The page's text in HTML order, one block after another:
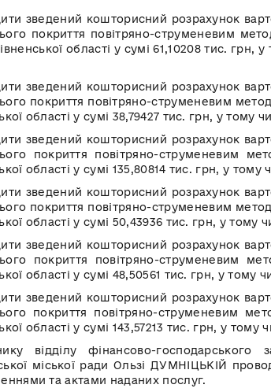
зведений кошторисний розрахунок
покриття повітряно-струменевим
області у сумі 61,10208 тис. грн,
зведений кошторисний розрахунок
покриття повітряно-струменевим
області у сумі 38,79427 тис. грн, у тому
зведений кошторисний розрахунок
покриття повітряно-струменевим
області у сумі 135,80814 тис. грн, у
зведений кошторисний розрахунок
покриття повітряно-струменевим
області у сумі 50,43936 тис. грн, у тому
зведений кошторисний розрахунок
покриття повітряно-струменевим
області у сумі 48,50561 тис. грн, у тому
зведений кошторисний розрахунок
покриття повітряно-струменевим
області у сумі 143,57213 тис. грн, у
відділу фінансово-
міської ради Ользі ДУМНІЦЬКІЙ
та актами наданих послуг.